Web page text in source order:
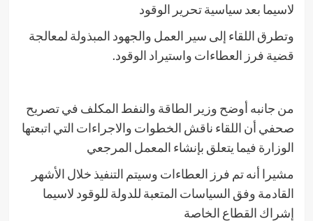
لاسيما بعد سياسية تحرير الوقود
وتطرق اللقاء إلى سير العمل والجهود المبذولة لمعالجة
قضية فرز العطاءات واستيراد الوقود.
من جانبه أوضح وزير الطاقة والنفط المكلف في تصريح
صحفي أن اللقاء ناقش الخطوات والاجراءات التي اتبعتها
الوزارة فيما يتعلق بإنشاء المعمل المرجعي
مشيرا أنه تم فرز العطاءات وسيتم التنفيذ خلال الأشهر
القادمة وفق السياسات المتعبة للدولة للوقود لاسيما
إشراك القطاع الخاصة